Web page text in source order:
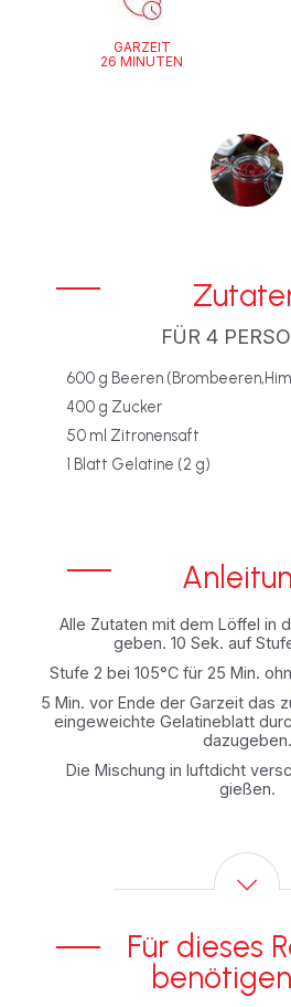
GARZEIT
26 MINUTEN
FÜR 4
600 g Beeren
400 g Zucker
50 ml Zitronensaft
1 Blatt Gelatine (2 g)
Alle Zutaten mit dem Löffel in
geben. 10 Sek. auf
Stufe 2 bei 105°C für 25 Min.
5 Min. vor Ende der Garzeit das
eingeweichte Gelatineblatt
dazugeben.
Die Mischung in luftdicht
gießen.
Für dieses